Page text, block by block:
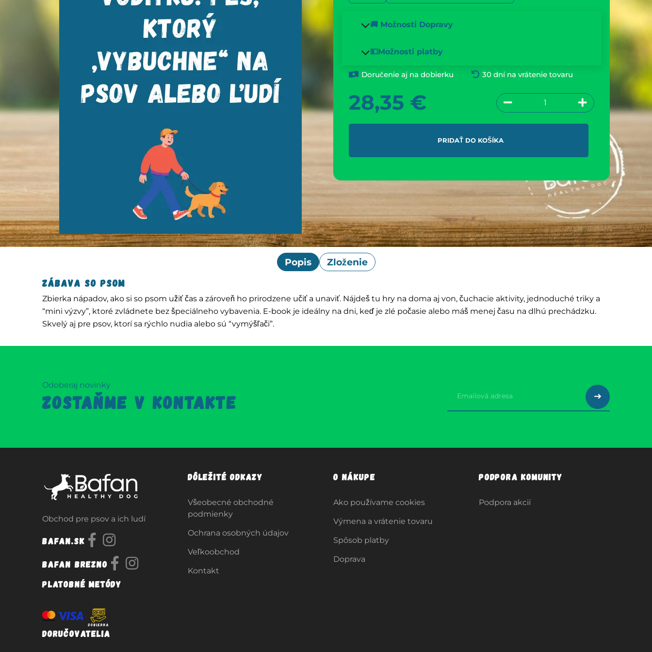
🚚 Možnosti Dopravy
💵Možnosti platby
Doručenie aj na dobierku 30 dní na vrátenie tovaru
28,35 €
PRIDAŤ DO KOŠÍKA
Popis
Zloženie
Zábava so psom
Zbierka nápadov, ako si so psom užiť čas a zároveň ho prirodzene učiť a unaviť. Nájdeš tu hry na doma aj von, čuchacie aktivity, jednoduché triky a
“mini výzvy”, ktoré zvládnete bez špeciálneho vybavenia. E-book je ideálny na dni, keď je zlé počasie alebo máš menej času na dlhú prechádzku.
Skvelý aj pre psov, ktorí sa rýchlo nudia alebo sú “vymýšľači”.
Odoberaj novinky
ZOSTAŇME V KONTAKTE
Obchod pre psov a ich ludí
Bafan.sk
Bafan Brezno
Platobné metódy
Doručovatelia
Dôležité odkazy
Všeobecné obchodné
podmienky
Ochrana osobných údajov
Veľkoobchod
Kontakt
O nákupe
Ako používame cookies
Výmena a vrátenie tovaru
Spôsob platby
Doprava
Podpora komunity
Podpora akcií